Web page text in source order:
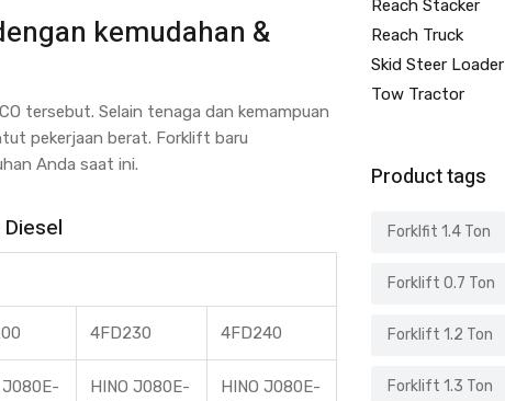
kemudahan &
tersebut. Selain tenaga dan kemampuan
pekerjaan berat. Forklift baru
Anda saat ini.
4FD230 4FD240
J080E-
HINO J080E-
HINO J080E-
Reach Stacker
Reach Truck
Skid Steer Loader
Tow Tractor
Product tags
Forklfit 1.4 Ton
Forklift 0.7 Ton
Forklift 1.2 Ton
Forklift 1.3 Ton